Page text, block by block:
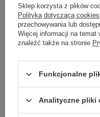
66,94 zł
Najniższa cena z 30 dni przed
obniżką:66,93 zł +1%
Cena regularna:69,00 zł -3%
+ Dodaj do porównania
Sklep korzysta z plików
Polityką dotyczącą cookies
przechowywania lub
Więcej informacji na temat
znaleźć także na stronie
Funkcjonalne
Analityczne pliki